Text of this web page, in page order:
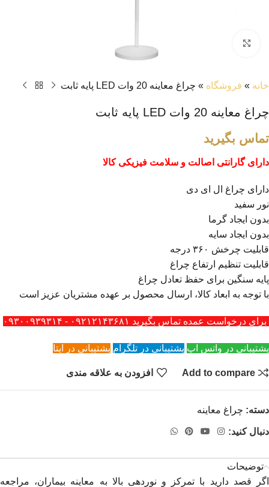
خانه » فروشگاه » چراغ معاینه 20 وات LED پایه ثابت
چراغ معاینه 20 وات LED پایه ثابت
تماس بگیرید
دارای گارانتی اصالت و سلامت فیزیکی کالا
دارای چراغ ال ای دی
نور سفید
بدون ایجاد گرما
بدون ایجاد سایه
قابلیت چرخش ۳۶۰ درجه
قابلیت تنظیم ارتفاع چراغ
پایه سنگین برای حفظ تعادل چراغ
با توجه به ابعاد کالا، ارسال محصول بر عهده مشتریان عزیز است
برای درخواست عمده تماس بگیرید ۰۹۲۱۲۱۴۳۶۸۱ - ۰۹۳۰۰۹۳۹۳۱۴
پشتیبانی در واتس اپ پشتیبانی در تلگرام پشتیبانی در ایتا
Add to compare افزودن به علاقه مندی
دسته: چراغ معاینه
دنبال کنید:
توضیحات
اگر قصد دارید با تمرکز و نوردهی بالا به معاینه بیماران، مراجعه